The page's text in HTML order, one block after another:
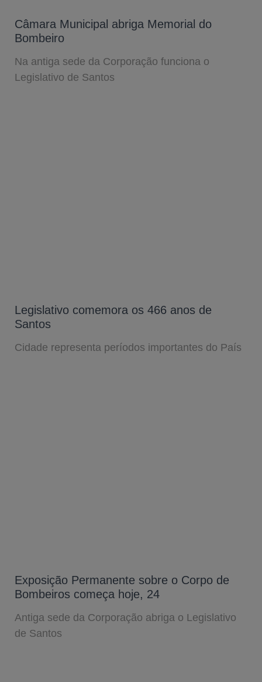
Câmara Municipal abriga Memorial do
Bombeiro
Na antiga sede da Corporação funciona o
Legislativo de Santos
Legislativo comemora os 466 anos de
Santos
Cidade representa períodos importantes do País
Exposição Permanente sobre o Corpo de
Bombeiros começa hoje, 24
Antiga sede da Corporação abriga o Legislativo
de Santos